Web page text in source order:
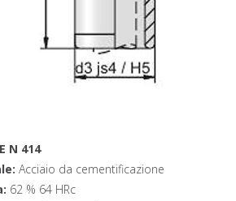
N 414
Acciaio da cementificazione
62 % 64 HRc